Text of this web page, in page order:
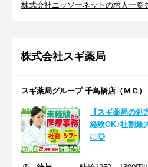
株式会社ニッソーネットの求人一覧
株式会社スギ薬局
スギ薬局グループ 千鳥橋店（ＭＣ）
【スギ薬局の
経験OK♪社割最
に◎